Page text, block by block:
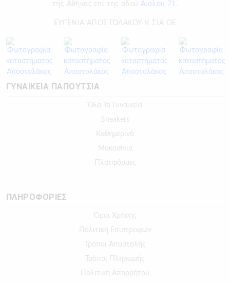
της Αθήνας επί της οδού Αιόλου 71.
ΕΥΓΕΝΙΑ ΑΠΟΣΤΟΛΑΚΟΥ Κ ΣΙΑ ΟΕ
ΓΥΝΑΙΚΕΙΑ ΠΑΠΟΥΤΣΙΑ
Όλα Τα Γυναικεία
Sneakers
Καθημερινά
Μοκασίνια
Πλατφόρμες
ΠΛΗΡΟΦΟΡΙΕΣ
Όροι Χρήσης
Πολιτική Επιστροφών
Τρόποι Αποστολής
Τρόποι Πληρωμής
Πολιτική Απορρήτου